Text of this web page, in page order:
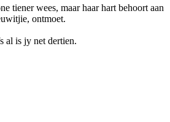
tiener wees, maar haar hart behoort aan
ontmoet.
al is jy net dertien.